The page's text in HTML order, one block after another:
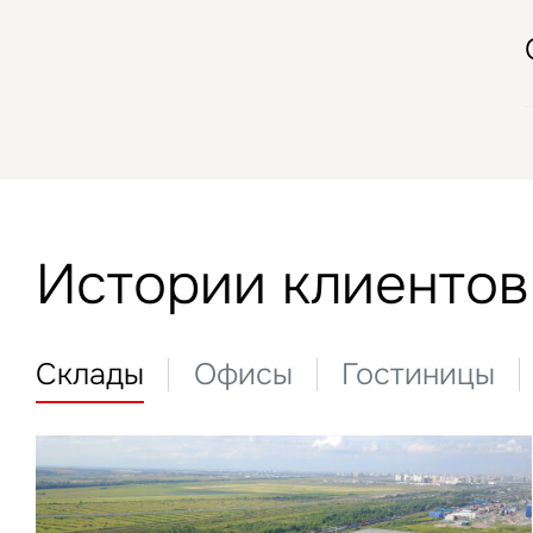
Истории клиентов
Склады Офисы Гостиницы